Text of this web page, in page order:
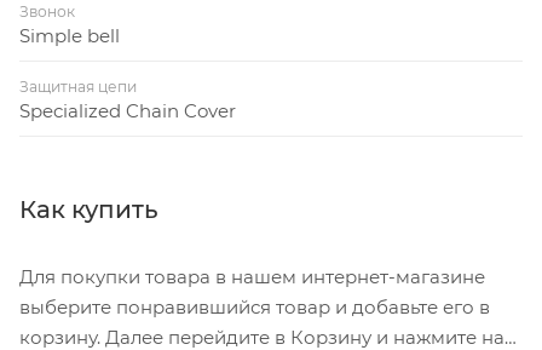
Звонок
Simple bell
Защитная цепи
Specialized Chain Cover
Как купить
Для покупки товара в нашем интернет-магазине
выберите понравившийся товар и добавьте его в
корзину. Далее перейдите в Корзину и нажмите на